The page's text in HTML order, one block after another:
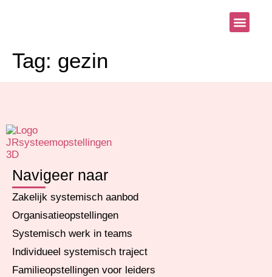
Tag: gezin
Navigeer naar
Zakelijk systemisch aanbod
Organisatieopstellingen
Systemisch werk in teams
Individueel systemisch traject
Familieopstellingen voor leiders